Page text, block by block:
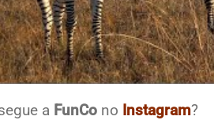
a FunCo no Instagram?